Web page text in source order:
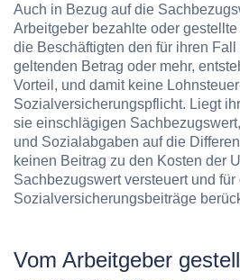
Auch in Bezug auf die
Arbeitgeber bezahlte oder
die Beschäftigten den für ihren
geltenden Betrag oder mehr,
Vorteil, und damit keine
Sozialversicherungspflicht. Liegt
sie einschlägigen
und Sozialabgaben auf die
keinen Beitrag zu den Kosten der
Sachbezugswert versteuert und für
Sozialversicherungsbeiträge
Vom Arbeitgeber